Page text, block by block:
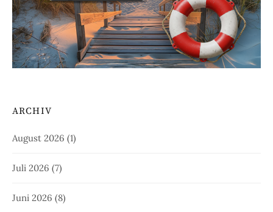
ARCHIV
August 2026 (1)
Juli 2026 (7)
Juni 2026 (8)